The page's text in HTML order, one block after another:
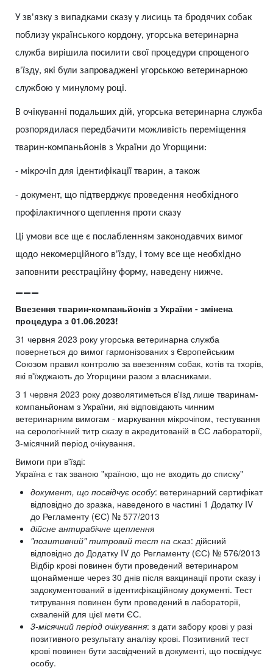
У зв'язку з випадками сказу у лисиць та бродячих собак
поблизу українського кордону, угорська ветеринарна
служба вирішила посилити свої процедури спрощеного
в'їзду, які були запроваджені угорською ветеринарною
службою у минулому році.
В очікуванні подальших дій, угорська ветеринарна служба
розпорядилася передбачити можливість переміщення
тварин-компаньйонів з України до Угорщини:
- мікрочіп для ідентифікації тварин, а також
- документ, що підтверджує проведення необхідного
профілактичного щеплення проти сказу
Ці умови все ще є послабленням законодавчих вимог
щодо некомерційного в'їзду, і тому все ще необхідно
заповнити реєстраційну форму, наведену нижче.
___
Ввезення тварин-компаньйонів з України - змінена
процедура з 01.06.2023!
З1 червня 2023 року угорська ветеринарна служба
повернеться до вимог гармонізованих з Європейським
Союзом правил контролю за ввезенням собак, котів та тхорів,
які в'їжджають до Угорщини разом з власниками.
З 1 червня 2023 року дозволятиметься в'їзд лише тваринам-
компаньйонам з України, які відповідають чинним
ветеринарним вимогам - маркування мікрочіпом, тестування
на серологічний титр сказу в акредитованій в ЄС лабораторії,
3-місячний період очікування.
Вимоги при в'їзді:
Україна є так званою "країною, що не входить до списку"
документ, що посвідчує особу: ветеринарний сертифікат
відповідно до зразка, наведеного в частині 1 Додатку IV
до Регламенту (ЄС) № 577/2013
дійсне антирабічне щеплення
"позитивний" титровий тест на сказ: дійсний
відповідно до Додатку IV до Регламенту (ЄС) № 576/2013
Відбір крові повинен бути проведений ветеринаром
щонайменше через 30 днів після вакцинації проти сказу і
задокументований в ідентифікаційному документі. Тест
титрування повинен бути проведений в лабораторії,
схваленій для цієї мети ЄС.
3-місячний період очікування: з дати забору крові у разі
позитивного результату аналізу крові. Позитивний тест
крові повинен бути засвідчений в документі, що посвідчує
особу.